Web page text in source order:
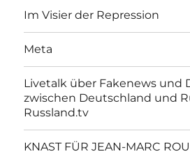
Im Visier der Repression
Meta
Livetalk über Fakenews und
zwischen Deutschland und
Russland.tv
KNAST FÜR JEAN-MARC